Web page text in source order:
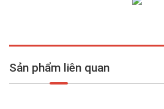
Sản phẩm liên quan